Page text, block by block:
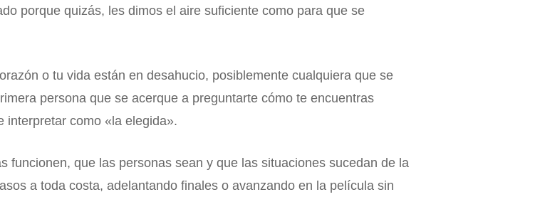
porque quizás, les dimos el aire suficiente como para que se
o tu vida están en desahucio, posiblemente cualquiera que se
persona que se acerque a preguntarte cómo te encuentras
interpretar como «la elegida».
funcionen, que las personas sean y que las situaciones sucedan de la
a toda costa, adelantando finales o avanzando en la película sin